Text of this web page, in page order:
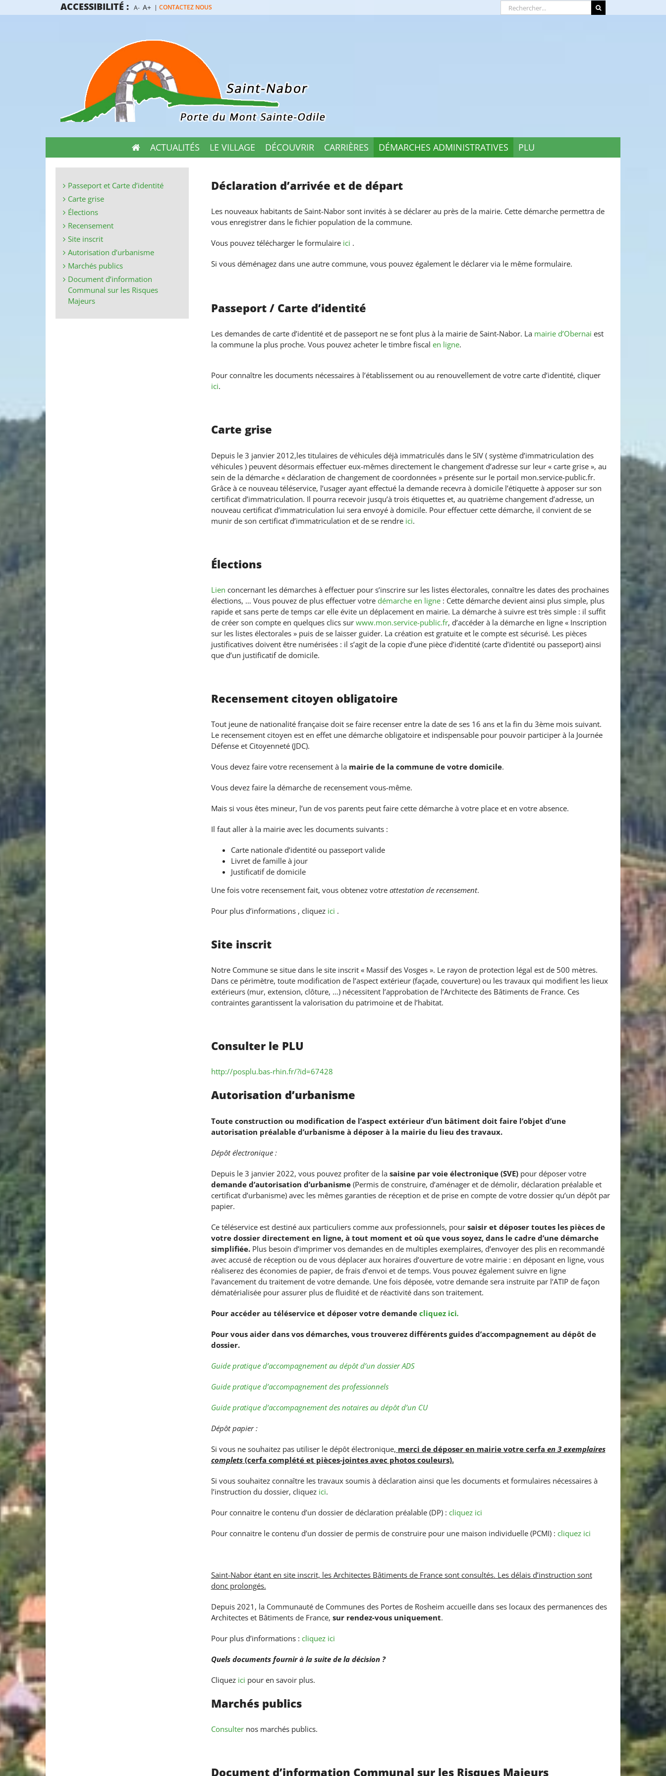
au
ACCESSIBILITÉ : A- A+ | CONTACTEZ NOUS Rechercher:
ACTUALITÉS LE VILLAGE DÉCOUVRIR CARRIÈRES DÉMARCHES ADMINISTRATIVES PLU
Passeport et Carte d’identité
Carte grise
Élections
Recensement
Site inscrit
Autorisation d’urbanisme
Marchés publics
Document d’information
Communal sur les Risques
Majeurs
Déclaration d’arrivée et de départ
Les nouveaux habitants de Saint-Nabor sont invités à se déclarer au près de la mairie. Cette démarche permettra de
vous enregistrer dans le fichier population de la commune.
Vous pouvez télécharger le formulaire ici .
Si vous déménagez dans une autre commune, vous pouvez également le déclarer via le même formulaire.
Passeport / Carte d’identité
Les demandes de carte d’identité et de passeport ne se font plus à la mairie de Saint-Nabor. La mairie d’Obernai est
la commune la plus proche. Vous pouvez acheter le timbre fiscal en ligne.
Pour connaître les documents nécessaires à l’établissement ou au renouvellement de votre carte d’identité, cliquer
ici.
Carte grise
Depuis le 3 janvier 2012,les titulaires de véhicules déjà immatriculés dans le SIV ( système d’immatriculation des
véhicules ) peuvent désormais effectuer eux-mêmes directement le changement d’adresse sur leur « carte grise », au
sein de la démarche « déclaration de changement de coordonnées » présente sur le portail mon.service-public.fr.
Grâce à ce nouveau téléservice, l’usager ayant effectué la demande recevra à domicile l’étiquette à apposer sur son
certificat d’immatriculation. Il pourra recevoir jusqu’à trois étiquettes et, au quatrième changement d’adresse, un
nouveau certificat d’immatriculation lui sera envoyé à domicile. Pour effectuer cette démarche, il convient de se
munir de son certificat d’immatriculation et de se rendre ici.
Élections
Lien concernant les démarches à effectuer pour s’inscrire sur les listes électorales, connaître les dates des prochaines
élections, … Vous pouvez de plus effectuer votre démarche en ligne: Cette démarche devient ainsi plus simple, plus
rapide et sans perte de temps car elle évite un déplacement en mairie. La démarche à suivre est très simple : il suffit
de créer son compte en quelques clics sur www.mon.service-public.fr, d’accéder à la démarche en ligne « Inscription
sur les listes électorales » puis de se laisser guider. La création est gratuite et le compte est sécurisé. Les pièces
justificatives doivent être numérisées : il s’agit de la copie d’une pièce d’identité (carte d’identité ou passeport) ainsi
que d’un justificatif de domicile.
Recensement citoyen obligatoire
Tout jeune de nationalité française doit se faire recenser entre la date de ses 16 ans et la fin du 3ème mois suivant.
Le recensement citoyen est en effet une démarche obligatoire et indispensable pour pouvoir participer à la Journée
Défense et Citoyenneté (JDC).
Vous devez faire votre recensement à la mairie de la commune de votre domicile.
Vous devez faire la démarche de recensement vous-même.
Mais si vous êtes mineur, l’un de vos parents peut faire cette démarche à votre place et en votre absence.
Il faut aller à la mairie avec les documents suivants :
Carte nationale d’identité ou passeport valide
Livret de famille à jour
Justificatif de domicile
Une fois votre recensement fait, vous obtenez votre attestation de recensement.
Pour plus d’informations , cliquez ici .
Site inscrit
Notre Commune se situe dans le site inscrit « Massif des Vosges ». Le rayon de protection légal est de 500 mètres.
Dans ce périmètre, toute modification de l’aspect extérieur (façade, couverture) ou les travaux qui modifient les lieux
extérieurs (mur, extension, clôture, …) nécessitent l’approbation de l’Architecte des Bâtiments de France. Ces
contraintes garantissent la valorisation du patrimoine et de l’habitat.
Consulter le PLU
http://posplu.bas-rhin.fr/?id=67428
Autorisation d’urbanisme
Toute construction ou modification de l’aspect extérieur d’un bâtiment doit faire l’objet d’une
autorisation préalable d’urbanisme à déposer à la mairie du lieu des travaux.
Dépôt électronique :
Depuis le 3 janvier 2022, vous pouvez profiter de la saisine par voie électronique (SVE)pour déposer votre
demande d’autorisation d’urbanisme (Permis de construire, d’aménager et de démolir, déclaration préalable et
certificat d’urbanisme) avec les mêmes garanties de réception et de prise en compte de votre dossier qu’un dépôt par
papier.
Ce téléservice est destiné aux particuliers comme aux professionnels, pour saisir et déposer toutes les pièces de
votre dossier directement en ligne, à tout moment et où que vous soyez, dans le cadre d’une démarche
simplifiée. Plus besoin d’imprimer vos demandes en de multiples exemplaires, d’envoyer des plis en recommandé
avec accusé de réception ou de vous déplacer aux horaires d’ouverture de votre mairie : en déposant en ligne, vous
réaliserez des économies de papier, de frais d’envoi et de temps. Vous pouvez également suivre en ligne
l’avancement du traitement de votre demande. Une fois déposée, votre demande sera instruite par l’ATIP de façon
dématérialisée pour assurer plus de fluidité et de réactivité dans son traitement.
Pour accéder au téléservice et déposer votre demande cliquez ici.
Pour vous aider dans vos démarches, vous trouverez différents guides d’accompagnement au dépôt de
dossier.
Guide pratique d’accompagnement au dépôt d’un dossier ADS
Guide pratique d’accompagnement des professionnels
Guide pratique d’accompagnement des notaires au dépôt d’un CU
Dépôt papier :
Si vous ne souhaitez pas utiliser le dépôt électronique, merci de déposer en mairie votre cerfa en 3 exemplaires
complets(cerfa complété et pièces-jointes avec photos couleurs).
Si vous souhaitez connaître les travaux soumis à déclaration ainsi que les documents et formulaires nécessaires à
l’instruction du dossier, cliquez ici.
Pour connaitre le contenu d’un dossier de déclaration préalable (DP) : cliquez ici
Pour connaitre le contenu d’un dossier de permis de construire pour une maison individuelle (PCMI) : cliquez ici
Saint-Nabor étant en site inscrit, les Architectes Bâtiments de France sont consultés. Les délais d’instruction sont
donc prolongés.
Depuis 2021, la Communauté de Communes des Portes de Rosheim accueille dans ses locaux des permanences des
Architectes et Bâtiments de France, sur rendez-vous uniquement.
Pour plus d’informations : cliquez ici
Quels documents fournir à la suite de la décision ?
Cliquez ici pour en savoir plus.
Marchés publics
Consulternos marchés publics.
Document d’information Communal sur les Risques Majeurs